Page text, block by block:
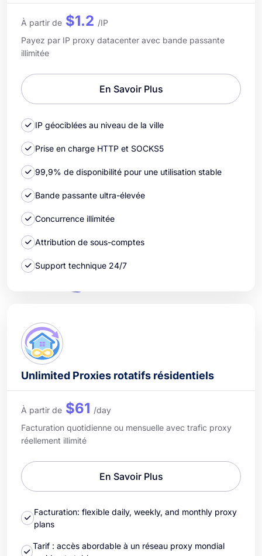
À partir de $1.2 /IP
Payez par IP proxy datacenter avec bande passante
illimitée
En Savoir Plus
IP géociblées au niveau de la ville
Prise en charge HTTP et SOCKS5
99,9% de disponibilité pour une utilisation stable
Bande passante ultra-élevée
Concurrence illimitée
Attribution de sous-comptes
Support technique 24/7
Unlimited Proxies rotatifs résidentiels
À partir de $61 /day
Facturation quotidienne ou mensuelle avec trafic proxy
réellement illimité
En Savoir Plus
Facturation: flexible daily, weekly, and monthly proxy
plans
Tarif : accès abordable à un réseau proxy mondial